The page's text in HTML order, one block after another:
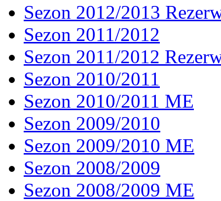
Sezon 2012/2013
Sezon 2011/2012
Sezon 2011/2012
Sezon 2010/2011
Sezon 2010/2011 ME
Sezon 2009/2010
Sezon 2009/2010 ME
Sezon 2008/2009
Sezon 2008/2009 ME